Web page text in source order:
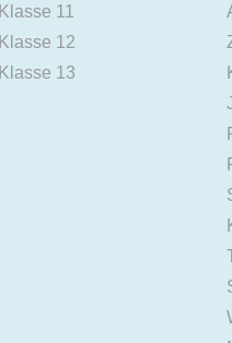
Klasse 11
Klasse 12
Klasse 13